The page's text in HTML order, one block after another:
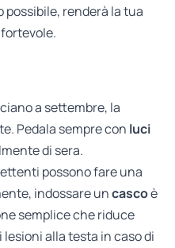
possibile, renderà la tua
a settembre, la
Pedala sempre con luci
di sera.
possono fare una
indossare uncascoè
semplice che riduce
alla testa in caso di